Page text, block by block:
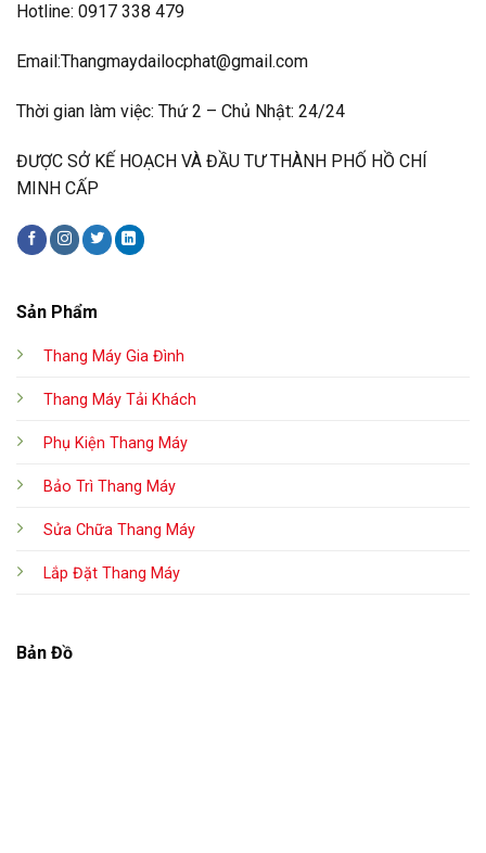
Hotline: 0917 338 479
Email:Thangmaydailocphat@gmail.com
Thời gian làm việc: Thứ 2 – Chủ Nhật: 24/24
ĐƯỢC SỞ KẾ HOẠCH VÀ ĐẦU TƯ THÀNH PHỐ HỒ CHÍ
MINH CẤP
Sản Phẩm
Thang Máy Gia Đình
Thang Máy Tải Khách
Phụ Kiện Thang Máy
Bảo Trì Thang Máy
Sửa Chữa Thang Máy
Lắp Đặt Thang Máy
Bản Đồ